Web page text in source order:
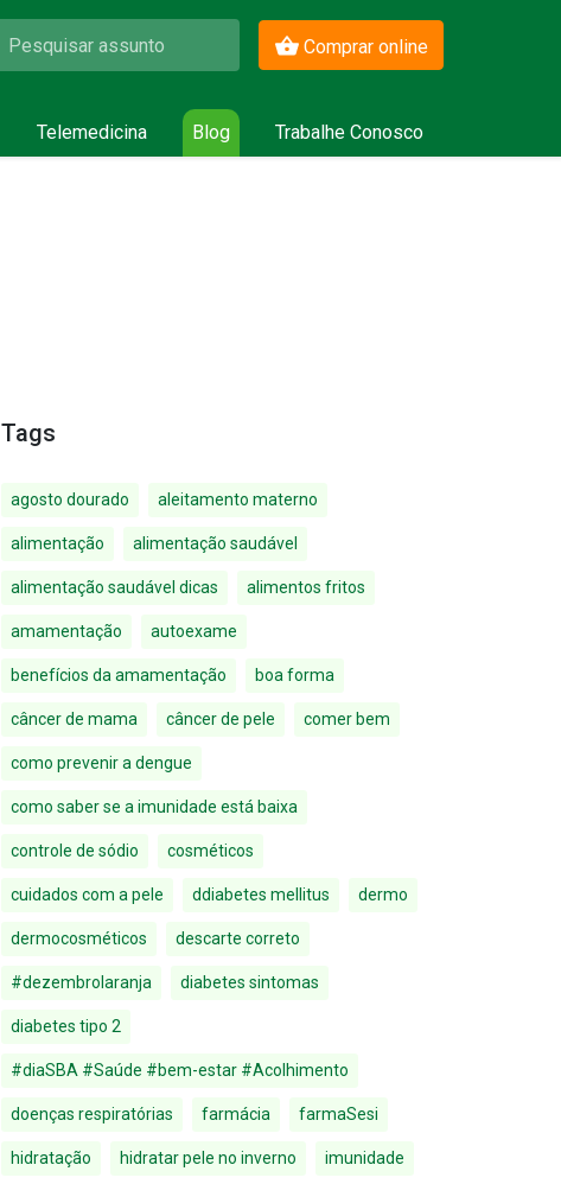
Comprar online
Telemedicina Blog Trabalhe Conosco
Tags
agosto dourado aleitamento materno
alimentação alimentação saudável
alimentação saudável dicas alimentos fritos
amamentação autoexame
benefícios da amamentação boa forma
câncer de mama câncer de pele comer bem
como prevenir a dengue
como saber se a imunidade está baixa
controle de sódio cosméticos
cuidados com a pele ddiabetes mellitus dermo
dermocosméticos descarte correto
#dezembrolaranja diabetes sintomas
diabetes tipo 2
#diaSBA #Saúde #bem-estar #Acolhimento
doenças respiratórias farmácia farmaSesi
hidratação hidratar pele no inverno imunidade